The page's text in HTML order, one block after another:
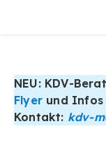
NEU: KDV-
Flyer und Infos
Kontakt: kdv-